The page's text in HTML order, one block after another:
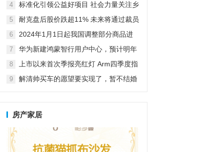
4
标准化引领公益好项目 社会力量关注乡
5
耐克盘后股价跌超11% 未来将通过裁员
6
2024年1月1日起我国调整部分商品进
7
华为新建鸿蒙智行用户中心，预计明年
8
上市以来首次季报亮红灯 Arm四季度指
9
解清帅买车的愿望要实现了，暂不结婚
房产家居